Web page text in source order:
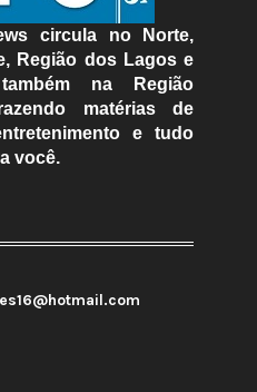
circula no Norte,
Região dos Lagos e
na Região
matérias de
e tudo
você.